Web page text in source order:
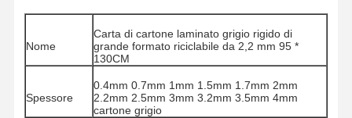
Nome
Carta di cartone laminato grigio rigido di
grande formato riciclabile da 2,2 mm 95 *
130CM
Spessore
0.4mm 0.7mm 1mm 1.5mm 1.7mm 2mm
2.2mm 2.5mm 3mm 3.2mm 3.5mm 4mm
cartone grigio